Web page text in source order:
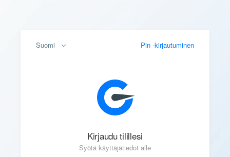
Suomi Pin -kirjautuminen
Kirjaudu tilillesi
Syötä käyttäjätiedot alle